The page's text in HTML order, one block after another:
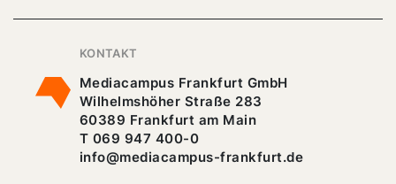
KONTAKT
Mediacampus Frankfurt GmbH
Wilhelmshöher Straße 283
60389 Frankfurt am Main
T 069 947 400-0
info@mediacampus-frankfurt.de